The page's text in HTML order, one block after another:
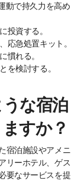
動で持久力を高め
投資する。
応急処置キット。
慣れる。
を検討する。
な宿泊
すか？
宿泊施設やアメニ
リーホテル、ゲス
要なサービスを提